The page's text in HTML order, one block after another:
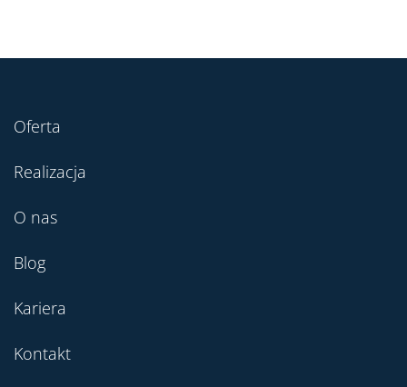
Oferta
Realizacja
O nas
Blog
Kariera
Kontakt